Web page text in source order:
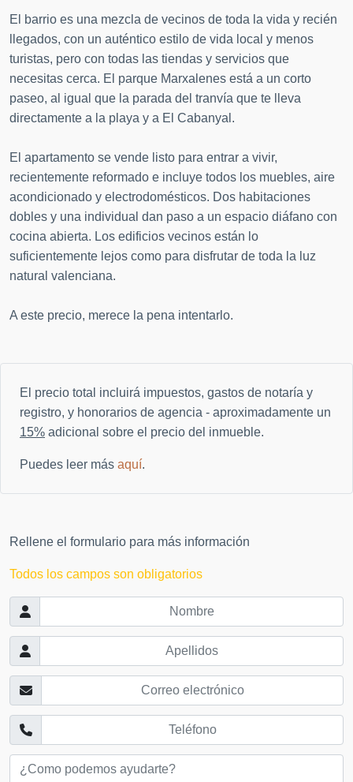
El barrio es una mezcla de vecinos de toda la vida y recién
llegados, con un auténtico estilo de vida local y menos
turistas, pero con todas las tiendas y servicios que
necesitas cerca. El parque Marxalenes está a un corto
paseo, al igual que la parada del tranvía que te lleva
directamente a la playa y a El Cabanyal.
El apartamento se vende listo para entrar a vivir,
recientemente reformado e incluye todos los muebles, aire
acondicionado y electrodomésticos. Dos habitaciones
dobles y una individual dan paso a un espacio diáfano con
cocina abierta. Los edificios vecinos están lo
suficientemente lejos como para disfrutar de toda la luz
natural valenciana.
A este precio, merece la pena intentarlo.
El precio total incluirá impuestos, gastos de notaría y
registro, y honorarios de agencia - aproximadamente un
15% adicional sobre el precio del inmueble.
Puedes leer más aquí.
Rellene el formulario para más información
Todos los campos son obligatorios